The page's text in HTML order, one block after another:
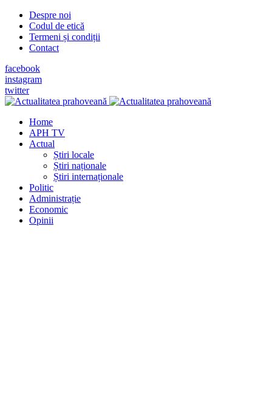
Despre noi
Codul de etică
Termeni și condiții
Contact
facebook
instagram
twitter
Home
APH TV
Actual
Știri locale
Știri naționale
Știri internaționale
Politic
Administrație
Economic
Opinii